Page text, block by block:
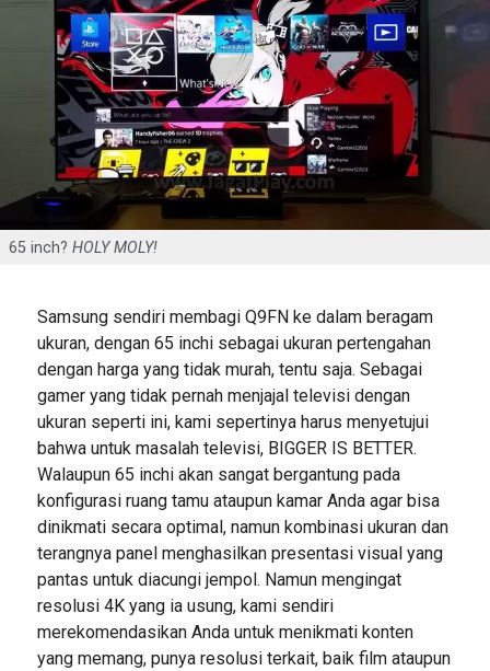
65 inch? HOLY MOLY!
Samsung sendiri membagi Q9FN ke dalam beragam
ukuran, dengan 65 inchi sebagai ukuran pertengahan
dengan harga yang tidak murah, tentu saja. Sebagai
gamer yang tidak pernah menjajal televisi dengan
ukuran seperti ini, kami sepertinya harus menyetujui
bahwa untuk masalah televisi, BIGGER IS BETTER.
Walaupun 65 inchi akan sangat bergantung pada
konfigurasi ruang tamu ataupun kamar Anda agar bisa
dinikmati secara optimal, namun kombinasi ukuran dan
terangnya panel menghasilkan presentasi visual yang
pantas untuk diacungi jempol. Namun mengingat
resolusi 4K yang ia usung, kami sendiri
merekomendasikan Anda untuk menikmati konten
yang memang, punya resolusi terkait, baik film ataupun